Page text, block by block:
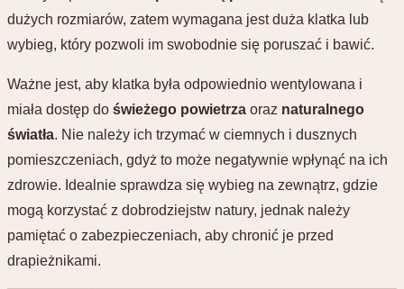
dużych rozmiarów, zatem wymagana jest duża klatka lub
wybieg, który pozwoli im swobodnie się poruszać i bawić.
Ważne jest, aby klatka była odpowiednio wentylowana i
miała dostęp do świeżego powietrza oraz naturalnego
światła. Nie należy ich trzymać w ciemnych i dusznych
pomieszczeniach, gdyż to może negatywnie wpłynąć na ich
zdrowie. Idealnie sprawdza się wybieg na zewnątrz, gdzie
mogą korzystać z dobrodziejstw natury, jednak należy
pamiętać o zabezpieczeniach, aby chronić je przed
drapieżnikami.